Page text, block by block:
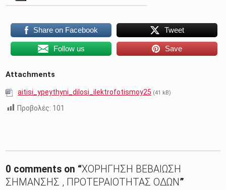
Share on Facebook Tweet
Follow us Save
Attachments
aitisi_ypeythyni_dilosi_ilektrofotismoy25 (41 kB)
Προβολές: 101
0 comments on “ΧΟΡΗΓΗΣΗ ΒΕΒΑΙΩΣΗ
ΣΗΜΑΝΣΗΣ , ΠΡΟΤΕΡΑΙΟΤΗΤΑΣ ΟΔΩΝ”